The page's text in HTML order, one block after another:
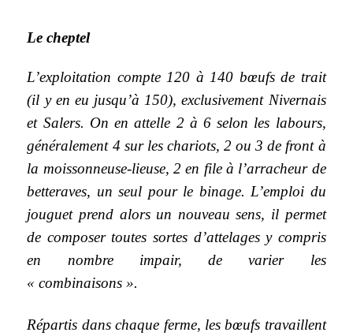
Le cheptel
L’exploitation compte 120 à 140 bœufs de trait
(il y en eu jusqu’à 150), exclusivement Nivernais
et Salers. On en attelle 2 à 6 selon les labours,
généralement 4 sur les chariots, 2 ou 3 de front à
la moissonneuse-lieuse, 2 en file à l’arracheur de
betteraves, un seul pour le binage. L’emploi du
jouguet prend alors un nouveau sens, il permet
de composer toutes sortes d’attelages y compris
en nombre impair, de varier les
« combinaisons ».
Répartis dans chaque ferme, les bœufs travaillent